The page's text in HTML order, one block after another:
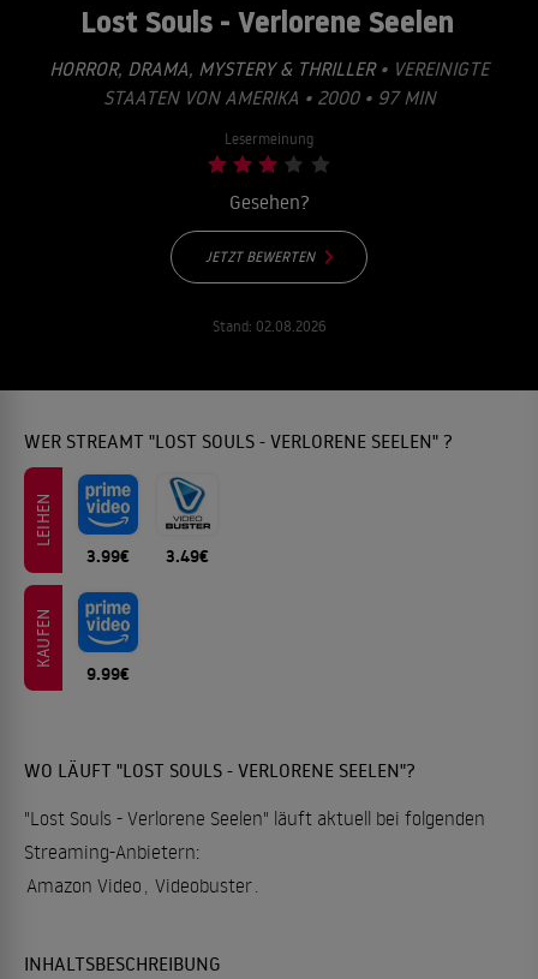
Lost Souls - Verlorene Seelen
HORROR, DRAMA, MYSTERY & THRILLER• VEREINIGTE
STAATEN VON AMERIKA • 2000 • 97 MIN
Lesermeinung
Gesehen?
JETZT BEWERTEN
Stand: 02.08.2026
WER STREAMT "LOST SOULS - VERLORENE SEELEN" ?
LEIHEN
3.99€ 3.49€
KAUFEN
9.99€
WO LÄUFT "LOST SOULS - VERLORENE SEELEN"?
"Lost Souls - Verlorene Seelen" läuft aktuell bei folgenden
Streaming-Anbietern:
Amazon Video , Videobuster.
INHALTSBESCHREIBUNG